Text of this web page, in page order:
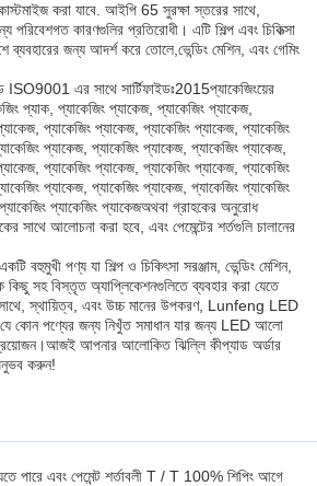
কাস্টমাইজ করা যাবে. আইপি 65 সুরক্ষা স্তরের সাথে,
কারণগুলির প্রতিরোধী। এটি শিল্প এবং চিকিত্সা
ব্যবহারের জন্য আদর্শ করে তোলে,ভেন্ডিং মেশিন, এবং গেমিং
ISO9001 এর সাথে সার্টিফাইডঃ2015প্যাকেজিংয়ের
প্যাক, প্যাকেজিং প্যাকেজ, প্যাকেজিং প্যাকেজ,
প্যাকেজিং প্যাকেজ, প্যাকেজিং প্যাকেজ, প্যাকেজিং
প্যাকেজ, প্যাকেজিং প্যাকেজ, প্যাকেজিং প্যাকেজ,
প্যাকেজিং প্যাকেজ, প্যাকেজিং প্যাকেজ, প্যাকেজিং
প্যাকেজ, প্যাকেজিং প্যাকেজ, প্যাকেজিং প্যাকেজিং
প্যাকেজিং প্যাকেজঅথবা গ্রাহকের অনুরোধ
সাথে আলোচনা করা হবে, এবং পেমেন্টের শর্তগুলি চালানের
বহুমুখী পণ্য যা শিল্প ও চিকিৎসা সরঞ্জাম, ভেন্ডিং মেশিন,
সহ বিস্তৃত অ্যাপ্লিকেশনগুলিতে ব্যবহার করা যেতে
স্থায়িত্ব, এবং উচ্চ মানের উপকরণ, Lunfeng LED
পণ্যের জন্য নিখুঁত সমাধান যার জন্য LED আলো
আপনার আলোকিত ঝিল্লি কীপ্যাড অর্ডার
করুন!
পারে এবং পেমেন্ট শর্তাবলী T / T 100% শিপিং আগে